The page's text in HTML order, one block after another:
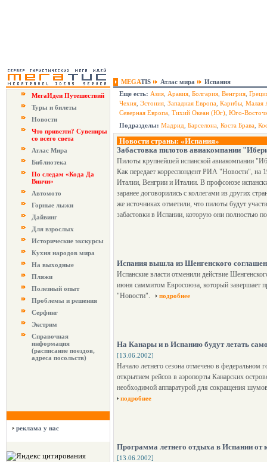
MEGATIS Атлас мира
Испания
МегаИдеи Путешествий
Туры и билеты
Новости
Что привезти? Сувениры
со всего света
Атлас Мира
Библиотека
По следам «Кода Да
Винчи»
Автомото
Горные лыжи
Дайвинг
Для взрослых
Исторические экскурсы
Кухня народов мира
На выходные
Пляжи
Полезный опыт
Проблемы и решения
Серфинг
Экстрим
Справочная
информация
(расписание поездов,
адреса посольств)
реклама у нас
Еще есть: Азия Аравия Болгария Венгрия
Чехия Эстония Западная Европа Карибы Малая
Северная Европа Тихий Океан (Юг) Юго-
Подразделы: Мадрид Барселона Коста Брава
Новости страны: «Испания»
Забастовка пилотов авиакомпании
Пилоты крупнейшей испанской авиакомпании
Как передает корреспондент РИА "Новости", на
Италии, Венгрии и Италии. В профсоюзе
заранее договорились с коллегами из других
же источниках отметили, что пилоты будут
забастовки в Испании, которую они полностью
Испания вышла из Шенгенского
Испанские власти отменили действие
июня саммитом Евросоюза, который завершает
"Новости".
подробнее
На Канары и в Испанию будут летать
[13.06.2002]
Начало летнего сезона отмечено в федеральном
открытием рейсов в аэропорты Канарских
необходимой аппаратурой для сокращения
подробнее
Программа летнего отдыха в Испании
[13.06.2002]